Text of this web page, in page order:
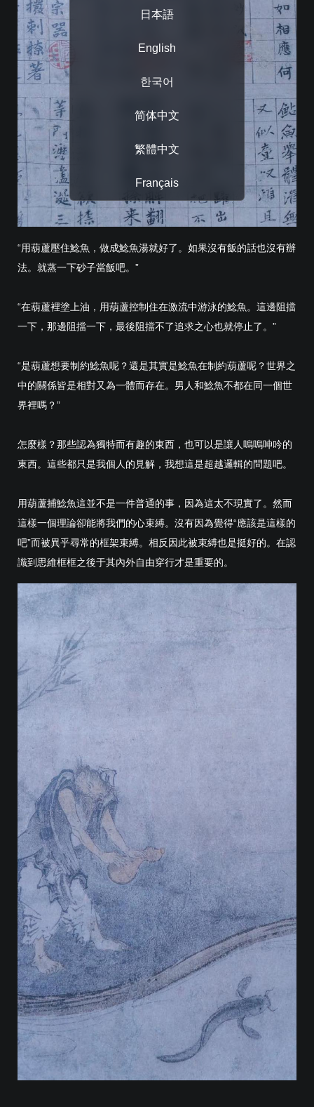
“用葫蘆壓住鯰魚，做成鯰魚湯就好了。如果沒有飯的話也沒有辦
法。就蒸一下砂子當飯吧。”
“在葫蘆裡塗上油，用葫蘆控制住在激流中游泳的鯰魚。這邊阻擋
一下，那邊阻擋一下，最後阻擋不了追求之心也就停止了。”
“是葫蘆想要制約鯰魚呢？還是其實是鯰魚在制約葫蘆呢？世界之
中的關係皆是相對又為一體而存在。男人和鯰魚不都在同一個世
界裡嗎？”
怎麼樣？那些認為獨特而有趣的東西，也可以是讓人嗚嗚呻吟的
東西。這些都只是我個人的見解，我想這是超越邏輯的問題吧。
用葫蘆捕鯰魚這並不是一件普通的事，因為這太不現實了。然而
這樣一個理論卻能將我們的心束縛。沒有因為覺得“應該是這樣的
吧”而被異乎尋常的框架束縛。相反因此被束縛也是挺好的。在認
識到思維框框之後于其內外自由穿行才是重要的。
日本語
English
한국어
简体中文
繁體中文
Français